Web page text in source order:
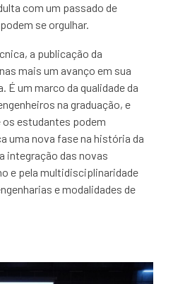
com um passado de
se orgulhar.
a publicação da
mais um avanço em sua
É um marco da qualidade da
na graduação, e
estudantes podem
uma nova fase na história da
integração das novas
e pela multidisciplinaridade
e modalidades de